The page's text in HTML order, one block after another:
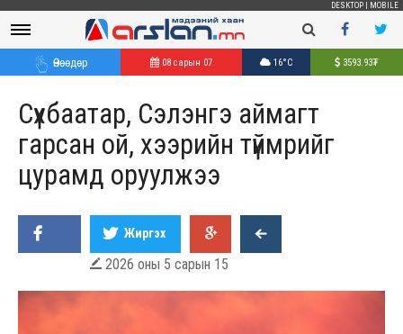
DESKTOP MOBILE
Өнөөдөр 08 сарын 07 16°C 3593.93₮
Сүхбаатар, Сэлэнгэ аймагт
гарсан ой, хээрийн түймрийг
цурамд оруулжээ
Жиргэх
 2026 оны 5 сарын 15